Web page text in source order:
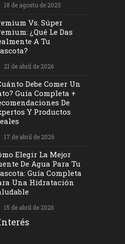
18 de agosto de 2025
Vs. Súper
¿Qué Le Das
A Tu
21 de abril de 2026
Debe Comer Un
Guía Completa +
De
Y Productos
17 de abril de 2026
Elegir La Mejor
De Agua Para Tu
Guía Completa
Una Hidratación
15 de abril de 2026